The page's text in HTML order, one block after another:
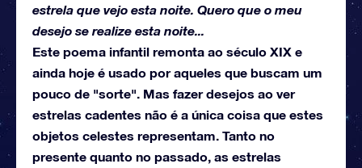
estrela que vejo esta noite. Quero que o meu
desejo se realize esta noite...
Este poema infantil remonta ao século XIX e
ainda hoje é usado por aqueles que buscam um
pouco de "sorte". Mas fazer desejos ao ver
estrelas cadentes não é a única coisa que estes
objetos celestes representam. Tanto no
presente quanto no passado, as estrelas